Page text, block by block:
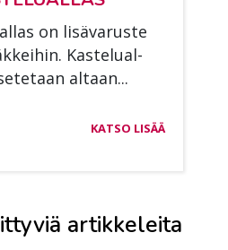
on li­sä­va­rus­te
Kas­te­lual­
al­taan...
KATSO LISÄÄ
artikkeleita